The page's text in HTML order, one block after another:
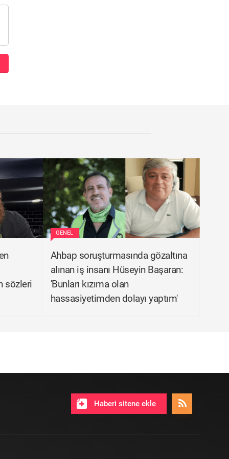
sözleri
GENEL
Ahbap soruşturmasında gözaltına
alınan iş insanı Hüseyin Başaran:
'Bunları kızıma olan
hassasiyetimden dolayı yaptım'
Haberi sitene ekle